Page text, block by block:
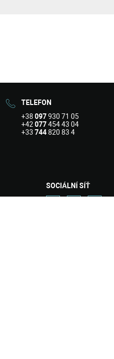
TELEFON
+38097930 71 05
+42077454 43 04
+33744820 83 4
SOCIÁLNÍ SÍŤ